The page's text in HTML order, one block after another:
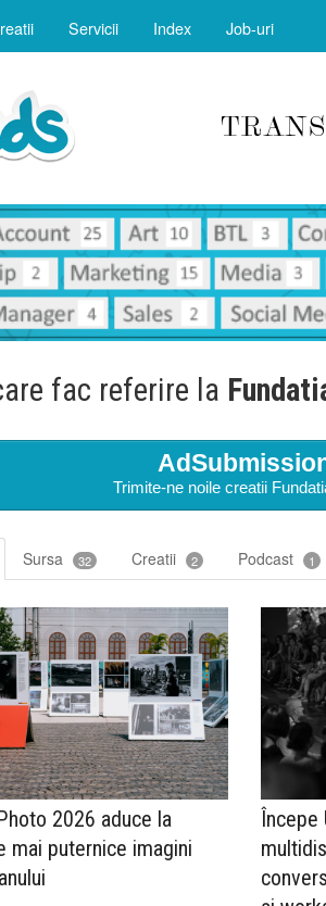
Servicii Index Job-uri
fac referire la
Trimite-ne noile creatii
Sursa 32 Creatii 2 Podcast 1
2026 aduce la
mai puternice imagini
Începe